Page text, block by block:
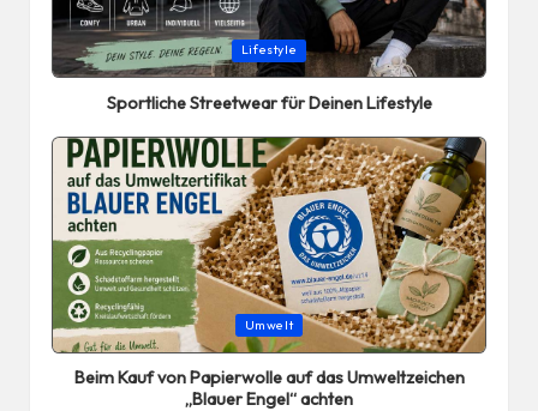
Posted
in
Lifestyle
Sportliche Streetwear für Deinen Lifestyle
Posted
in
Umwelt
Beim Kauf von Papierwolle auf das Umweltzeichen
„Blauer Engel“ achten